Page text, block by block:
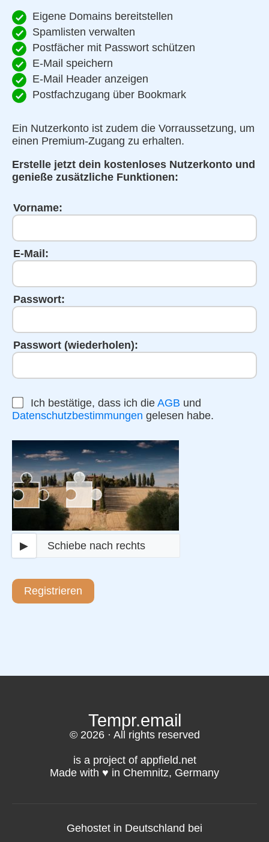
Eigene Domains bereitstellen
Spamlisten verwalten
Postfächer mit Passwort schützen
E-Mail speichern
E-Mail Header anzeigen
Postfachzugang über Bookmark
Ein Nutzerkonto ist zudem die Vorraussetzung, um
einen Premium-Zugang zu erhalten.
Erstelle jetzt dein kostenloses Nutzerkonto und
genieße zusätzliche Funktionen:
Vorname:
E-Mail:
Passwort:
Passwort (wiederholen):
Ich bestätige, dass ich die AGB und
Datenschutzbestimmungen gelesen habe.
▶ Schiebe nach rechts
Registrieren
Tempr.email
© 2026 · All rights reserved
is a project of appfield.net
Made with ♥️ in Chemnitz, Germany
Gehostet in Deutschland bei